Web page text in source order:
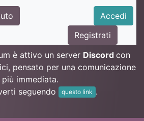
Accedi
Registrati
è attivo un server Discord con
pensato per una comunicazione
più immediata.
seguendo
questo link .